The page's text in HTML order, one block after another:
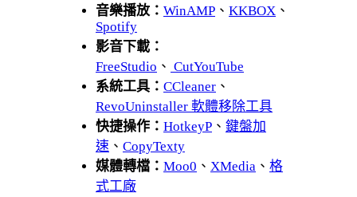
音樂播放： WinAMP 、 KKBOX 、
Spotify
影音下載：
FreeStudio 、 CutYouTube
系統工具： CCleaner 、
RevoUninstaller 軟體移除工具
快捷操作： HotkeyP 、 鍵盤加
速 、 CopyTexty
媒體轉檔： Moo0 、 XMedia 、 格
式工廠